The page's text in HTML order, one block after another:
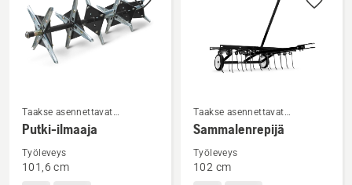
lisätietoja
tuotteesta
Putki-
ilmaaja
Taakse asennettavat
lisälaitteet
Putki-ilmaaja
Työleveys
101,6 cm
lisätietoja
tuotteesta
Sammalenrepijä
Taakse asennettavat
lisälaitteet
Sammalenrepijä
Työleveys
102 cm